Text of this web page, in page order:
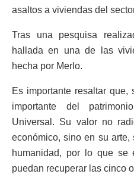
asaltos a viviendas del
Tras una pesquisa
hallada en una de las
hecha por Merlo.
Es importante resaltar
importante del
Universal. Su valor no
económico, sino en su
humanidad, por lo que se
puedan recuperar las cinco